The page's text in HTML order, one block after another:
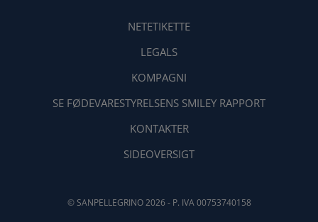
NETETIKETTE
LEGALS
KOMPAGNI
SE FØDEVARESTYRELSENS SMILEY RAPPORT
KONTAKTER
SIDEOVERSIGT
© SANPELLEGRINO 2026 - P. IVA 00753740158